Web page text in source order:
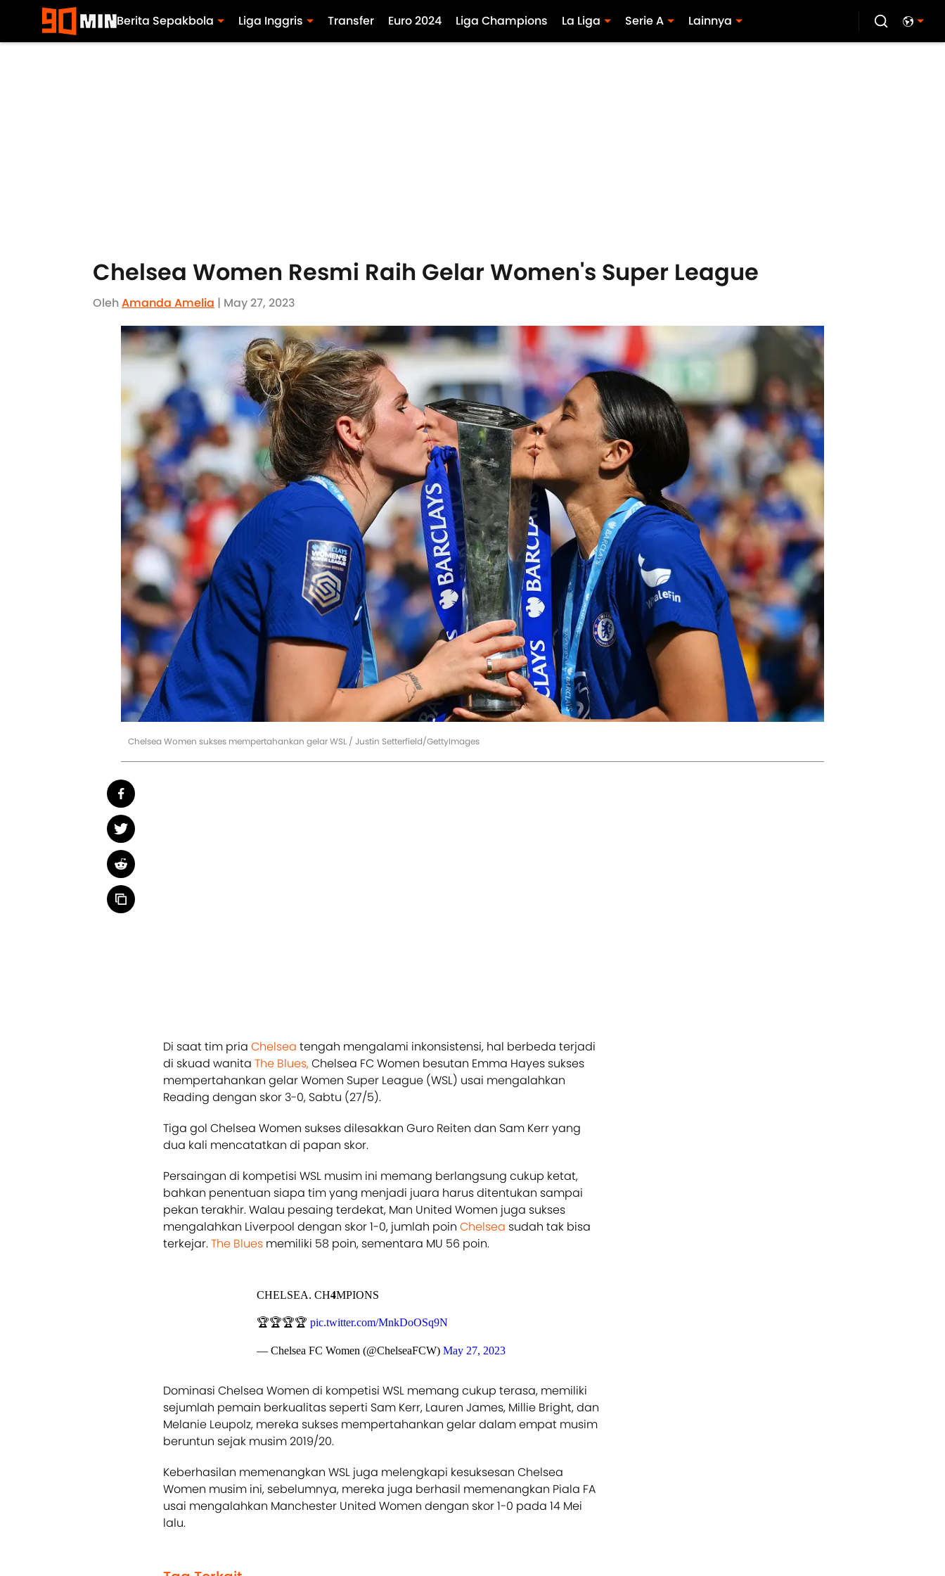
Berita Sepakbola Liga Inggris Transfer Euro 2024 Liga Champions La Liga Serie A Lainnya
Chelsea Women Resmi Raih Gelar Women's Super League
OlehAmanda Amelia | May 27, 2023
Chelsea Women sukses mempertahankan gelar WSL / Justin Setterfield/GettyImages
Di saat tim pria Chelsea tengah mengalami inkonsistensi, hal berbeda terjadi
di skuad wanita The Blues,Chelsea FC Women besutan Emma Hayes sukses
mempertahankan gelar Women Super League (WSL) usai mengalahkan
Reading dengan skor 3-0, Sabtu (27/5).
Tiga gol Chelsea Women sukses dilesakkan Guro Reiten dan Sam Kerr yang
dua kali mencatatkan di papan skor.
Persaingan di kompetisi WSL musim ini memang berlangsung cukup ketat,
bahkan penentuan siapa tim yang menjadi juara harus ditentukan sampai
pekan terakhir. Walau pesaing terdekat, Man United Women juga sukses
mengalahkan Liverpool dengan skor 1-0, jumlah poin Chelsea sudah tak bisa
terkejar.The Blues memiliki 58 poin, sementara MU 56 poin.
CHELSEA. CH𝟒MPIONS
🏆🏆🏆🏆 pic.twitter.com/MnkDoOSq9N
— Chelsea FC Women (@ChelseaFCW) May 27, 2023
Dominasi Chelsea Women di kompetisi WSL memang cukup terasa, memiliki
sejumlah pemain berkualitas seperti Sam Kerr, Lauren James, Millie Bright, dan
Melanie Leupolz, mereka sukses mempertahankan gelar dalam empat musim
beruntun sejak musim 2019/20.
Keberhasilan memenangkan WSL juga melengkapi kesuksesan Chelsea
Women musim ini, sebelumnya, mereka juga berhasil memenangkan Piala FA
usai mengalahkan Manchester United Women dengan skor 1-0 pada 14 Mei
lalu.